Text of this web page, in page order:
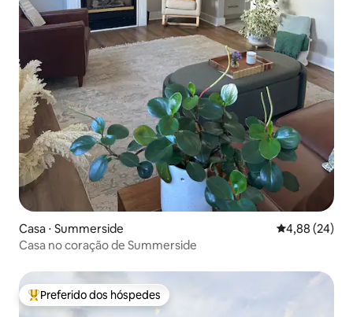
Casa ⋅ Summerside 4,88 de uma
4,88 (24)
Casa no coração de Summerside
Entre os melhores preferidos dos hóspedes
Preferido dos hóspedes